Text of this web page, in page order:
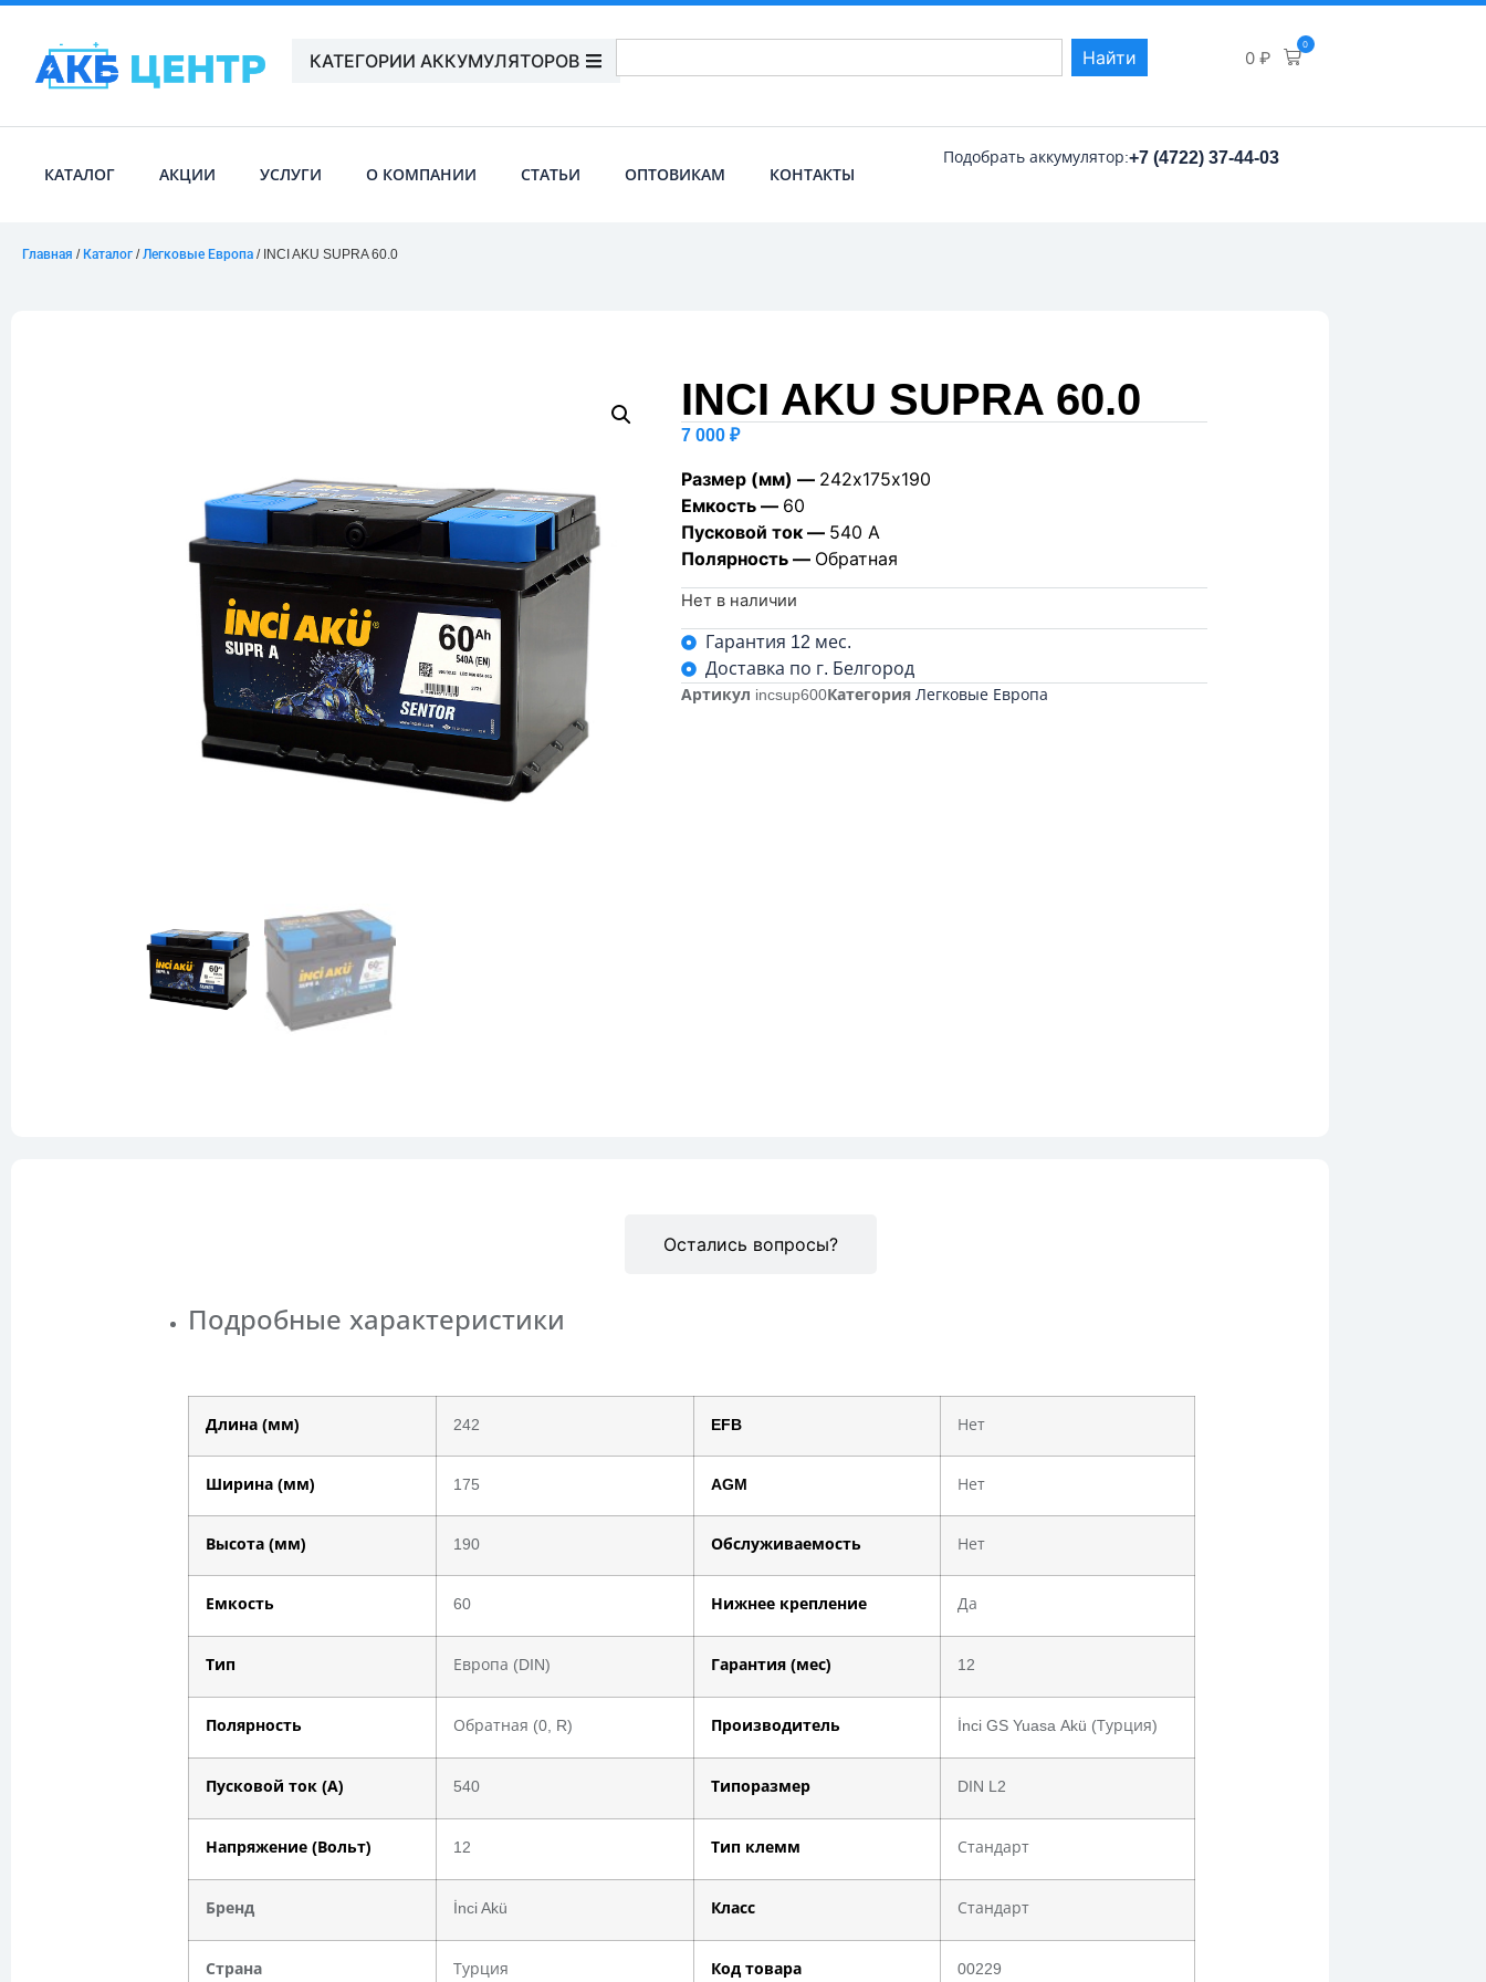
КАТЕГОРИИ АККУМУЛЯТОРОВ Найти 0 ₽
0
КАТАЛОГ АКЦИИ УСЛУГИ О КОМПАНИИ СТАТЬИ ОПТОВИКАМ КОНТАКТЫ
Подобрать аккумулятор:+7 (4722) 37-44-03
Главная / Каталог /Легковые Европа / INCI AKU SUPRA 60.0
INCI AKU SUPRA 60.0
7 000 ₽
Размер (мм) — 242х175х190
Емкость — 60
Пусковой ток — 540 А
Полярность — Обратная
Нет в наличии
Гарантия 12 мес.
Доставка по г. Белгород
Артикул incsup600Категория Легковые Европа
Остались вопросы?
Подробные характеристики
Длина (мм) 242 EFB Нет
Ширина (мм) 175 AGM Нет
Высота (мм) 190 Обслуживаемость Нет
Емкость 60 Нижнее крепление Да
Тип Европа (DIN) Гарантия (мес) 12
Полярность Обратная (0, R) Производитель İnci GS Yuasa Akü (Турция)
Пусковой ток (А) 540 Типоразмер DIN L2
Напряжение (Вольт) 12 Тип клемм Стандарт
Бренд İnci Akü Класс Стандарт
Страна Турция Код товара 00229